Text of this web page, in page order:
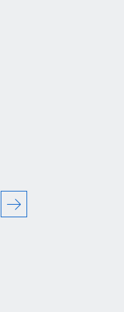
ING v 1. čtvrtletí 2017
obchodním růstu s